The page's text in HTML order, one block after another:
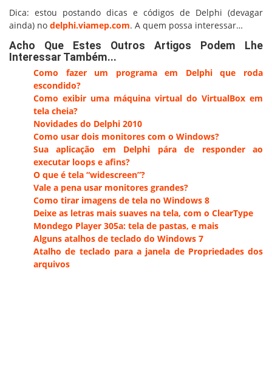
Dica: estou postando dicas e códigos de Delphi (devagar
ainda) no delphi.viamep.com. A quem possa interessar…
Acho Que Estes Outros Artigos Podem Lhe
Interessar Também...
Como fazer um programa em Delphi que roda
escondido?
Como exibir uma máquina virtual do VirtualBox em
tela cheia?
Novidades do Delphi 2010
Como usar dois monitores com o Windows?
Sua aplicação em Delphi pára de responder ao
executar loops e afins?
O que é tela “widescreen”?
Vale a pena usar monitores grandes?
Como tirar imagens de tela no Windows 8
Deixe as letras mais suaves na tela, com o ClearType
Mondego Player 305a: tela de pastas, e mais
Alguns atalhos de teclado do Windows 7
Atalho de teclado para a janela de Propriedades dos
arquivos